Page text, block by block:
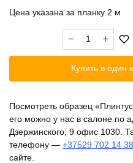
Цена указана за планку 2 м
Количество
товара
PX012
Купить в один
Посмотреть образец
его можно у нас в салоне по
Дзержинского, 9 офис 1030.
телефону — +37529 702 14 38
сайте.